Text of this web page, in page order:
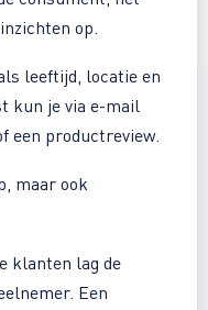
op.
leeftijd, locatie en
kun je via e-mail
een productreview.
maar ook
klanten lag de
Een